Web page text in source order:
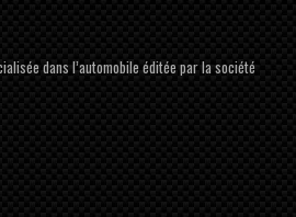
dans l’automobile éditée par la société